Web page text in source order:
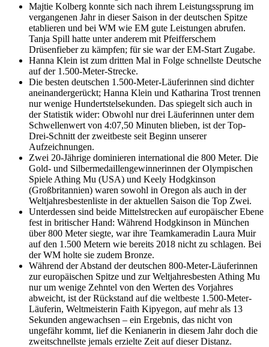
Majtie Kolberg konnte sich nach ihrem Leistungssprung im
vergangenen Jahr in dieser Saison in der deutschen Spitze
etablieren und bei WM wie EM gute Leistungen abrufen.
Tanja Spill hatte unter anderem mit Pfeifferschem
Drüsenfieber zu kämpfen; für sie war der EM-Start Zugabe.
Hanna Klein ist zum dritten Mal in Folge schnellste Deutsche
auf der 1.500-Meter-Strecke.
Die besten deutschen 1.500-Meter-Läuferinnen sind dichter
aneinandergerückt; Hanna Klein und Katharina Trost trennen
nur wenige Hundertstelsekunden. Das spiegelt sich auch in
der Statistik wider: Obwohl nur drei Läuferinnen unter dem
Schwellenwert von 4:07,50 Minuten blieben, ist der Top-
Drei-Schnitt der zweitbeste seit Beginn unserer
Aufzeichnungen.
Zwei 20-Jährige dominieren international die 800 Meter. Die
Gold- und Silbermedaillengewinnerinnen der Olympischen
Spiele Athing Mu (USA) und Keely Hodgkinson
(Großbritannien) waren sowohl in Oregon als auch in der
Weltjahresbestenliste in der aktuellen Saison die Top Zwei.
Unterdessen sind beide Mittelstrecken auf europäischer Ebene
fest in britischer Hand: Während Hodgkinson in München
über 800 Meter siegte, war ihre Teamkameradin Laura Muir
auf den 1.500 Metern wie bereits 2018 nicht zu schlagen. Bei
der WM holte sie zudem Bronze.
Während der Abstand der deutschen 800-Meter-Läuferinnen
zur europäischen Spitze und zur Weltjahresbesten Athing Mu
nur um wenige Zehntel von den Werten des Vorjahres
abweicht, ist der Rückstand auf die weltbeste 1.500-Meter-
Läuferin, Weltmeisterin Faith Kipyegon, auf mehr als 13
Sekunden angewachsen – ein Ergebnis, das nicht von
ungefähr kommt, lief die Kenianerin in diesem Jahr doch die
zweitschnellste jemals erzielte Zeit auf dieser Distanz.